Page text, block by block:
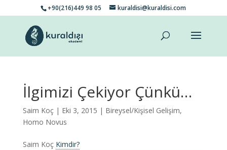
+90(216)449 98 05 kuraldisi@kuraldisi.com
İlgimizi Çekiyor Çünkü…
Saim Koç| Eki 3, 2015 | Bireysel/Kişisel Gelişim,
Homo Novus
Saim Koç Kimdir?